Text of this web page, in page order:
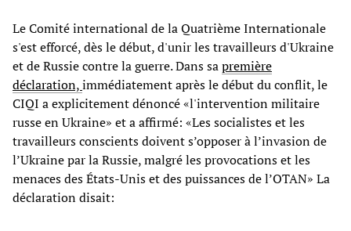
Le Comité international de la Quatrième Internationale
s'est efforcé, dès le début, d'unir les travailleurs d'Ukraine
et de Russie contre la guerre. Dans sapremière
déclaration,immédiatement après le début du conflit, le
CIQI a explicitement dénoncé «l'intervention militaire
russe en Ukraine» et a affirmé: «Les socialistes et les
travailleurs conscients doivent s’opposer à l’invasion de
l’Ukraine par la Russie, malgré les provocations et les
menaces des États-Unis et des puissances de l’OTAN» La
déclaration disait: